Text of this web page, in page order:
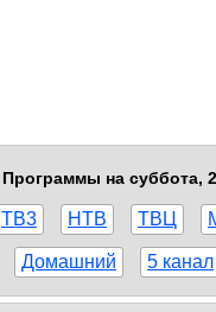
Программы на суббота,
ТВ3 НТВ ТВЦ
Домашний 5 канал